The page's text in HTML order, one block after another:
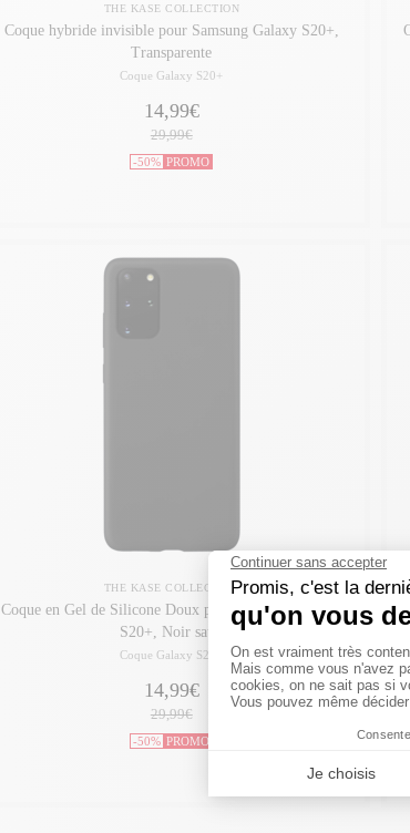
THE KASE COLLECTION
Coque hybride invisible pour Samsung Galaxy S20+,
Transparente
Coque Galaxy S20+
14,99€
29,99€
-50% PROMO
THE KASE COLLECTION
Coque en Gel de Silicone Doux pour Samsung Galaxy
S20+, Noir satin
Coque Galaxy S20+
14,99€
29,99€
-50% PROMO